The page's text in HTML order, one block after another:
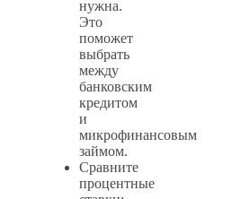
нужна.
Это
поможет
выбрать
между
банковским
кредитом
и
микрофинансовым
займом.
Сравните
процентные